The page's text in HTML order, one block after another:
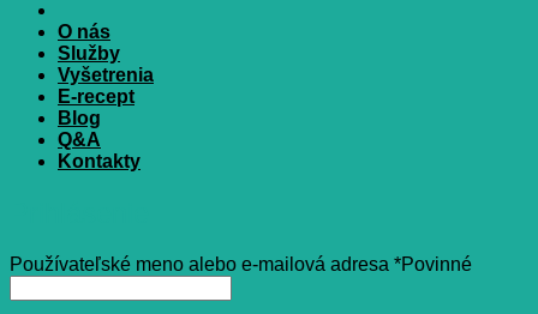
O nás
Služby
Vyšetrenia
E-recept
Blog
Q&A
Kontakty
Používateľské meno alebo e-mailová adresa *Povinné